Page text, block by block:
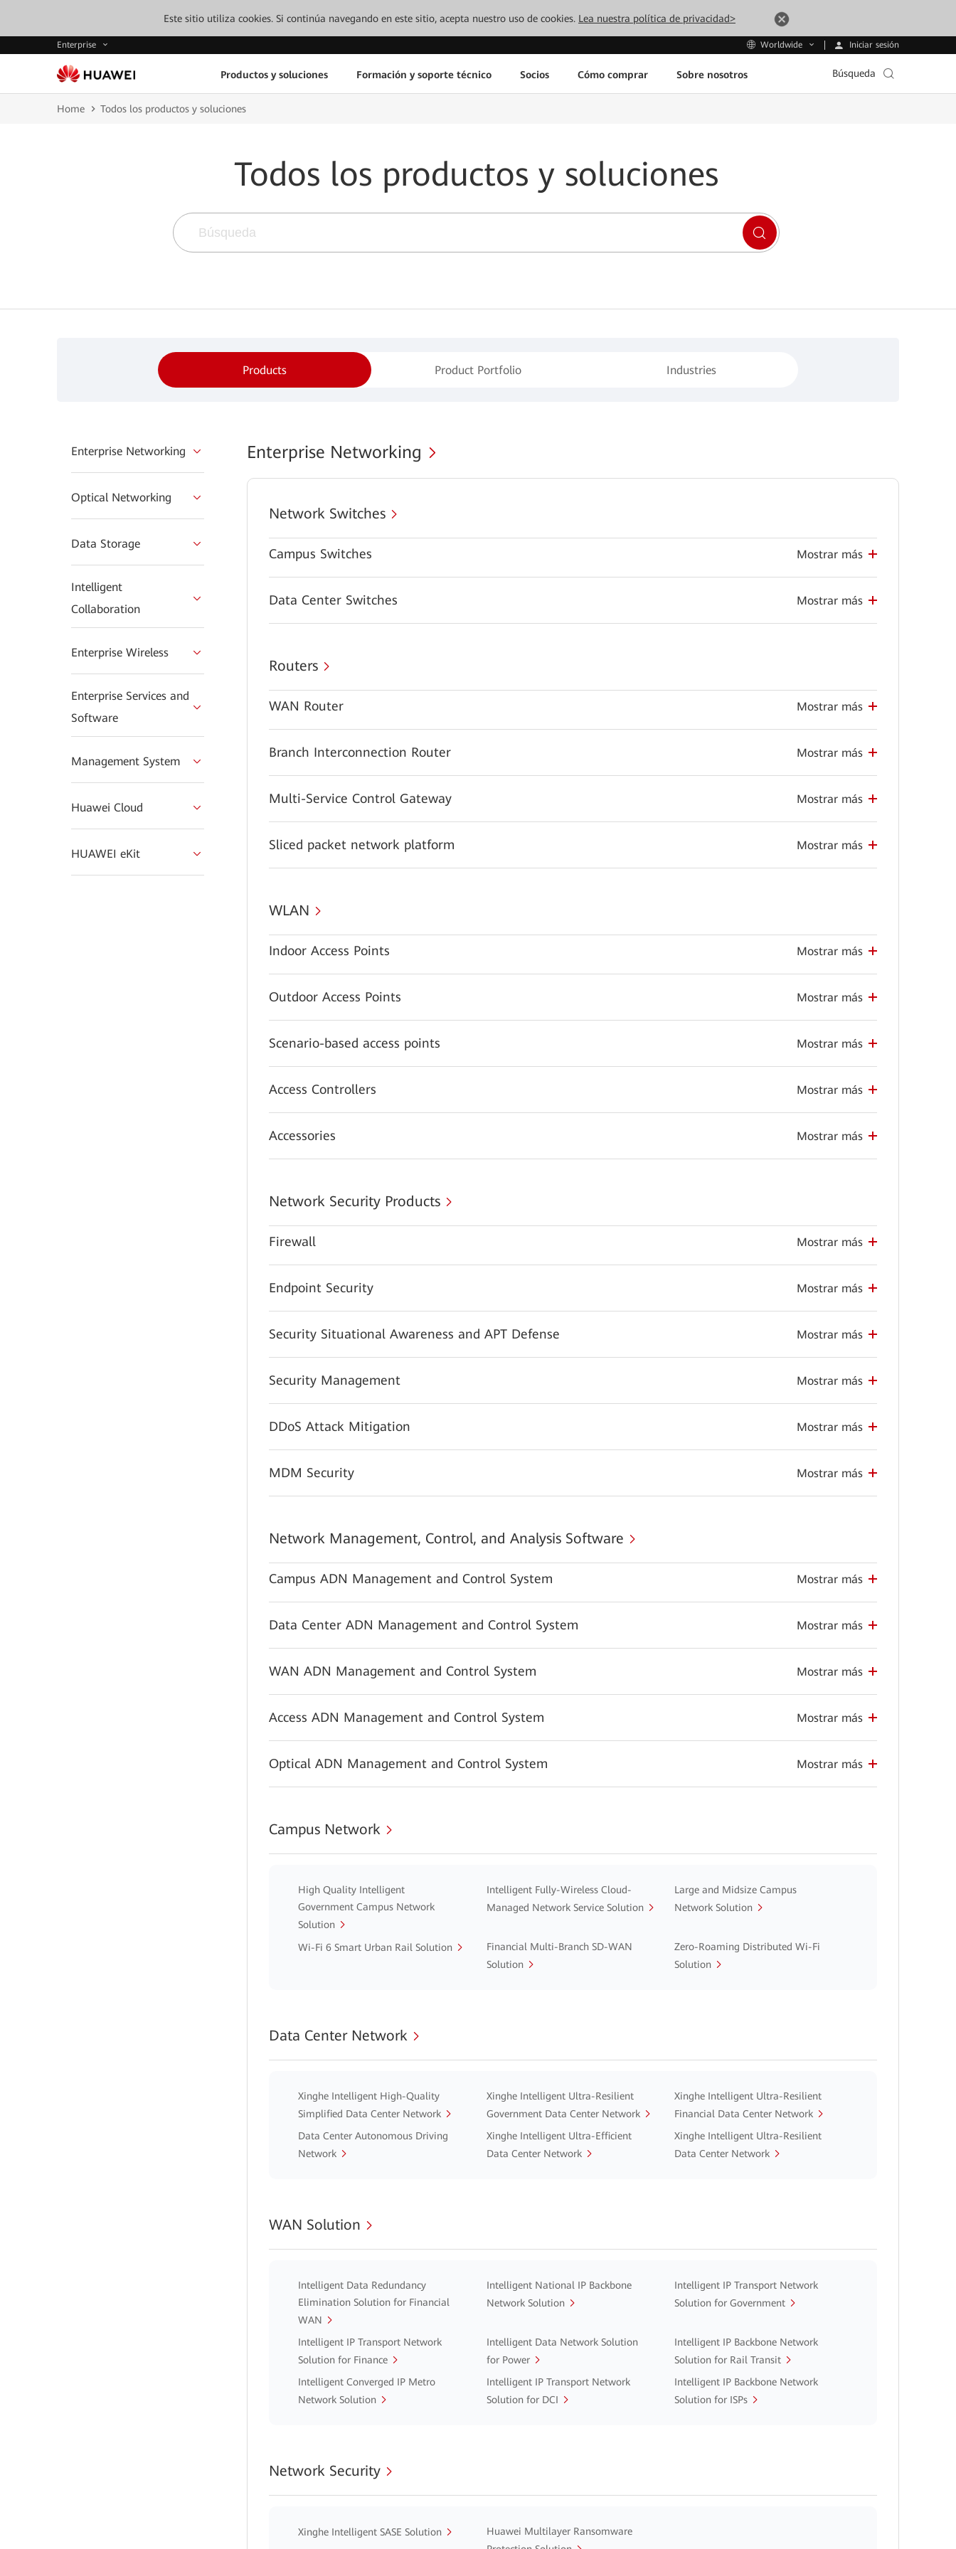
Este sitio utiliza cookies. Si continúa navegando en este sitio, acepta nuestro uso de cookies. Lea nuestra política de privacidad>
Enterprise Worldwide Iniciar sesión
Productos y soluciones Formación y soporte técnico Socios Cómo comprar Sobre nosotros Búsqueda
Home Todos los productos y soluciones
Todos los productos y soluciones
Products Product Portfolio Industries
Enterprise Networking
Optical Networking
Data Storage
Intelligent
Collaboration
Enterprise Wireless
Enterprise Services and
Software
Management System
Huawei Cloud
HUAWEI eKit
Enterprise Networking
Network Switches
Campus Switches Mostrar más
Data Center Switches Mostrar más
Routers
WAN Router Mostrar más
Branch Interconnection Router Mostrar más
Multi-Service Control Gateway Mostrar más
Sliced packet network platform Mostrar más
WLAN
Indoor Access Points Mostrar más
Outdoor Access Points Mostrar más
Scenario-based access points Mostrar más
Access Controllers Mostrar más
Accessories Mostrar más
Network Security Products
Firewall Mostrar más
Endpoint Security Mostrar más
Security Situational Awareness and APT Defense Mostrar más
Security Management Mostrar más
DDoS Attack Mitigation Mostrar más
MDM Security Mostrar más
Network Management, Control, and Analysis Software
Campus ADN Management and Control System Mostrar más
Data Center ADN Management and Control System Mostrar más
WAN ADN Management and Control System Mostrar más
Access ADN Management and Control System Mostrar más
Optical ADN Management and Control System Mostrar más
Campus Network
High Quality Intelligent
Government Campus Network
Solution
Intelligent Fully-Wireless Cloud-
Managed Network Service Solution
Large and Midsize Campus
Network Solution
Wi-Fi 6 Smart Urban Rail Solution
Financial Multi-Branch SD-WAN
Solution
Zero-Roaming Distributed Wi-Fi
Solution
Data Center Network
Xinghe Intelligent High-Quality
Simplified Data Center Network
Xinghe Intelligent Ultra-Resilient
Government Data Center Network
Xinghe Intelligent Ultra-Resilient
Financial Data Center Network
Data Center Autonomous Driving
Network
Xinghe Intelligent Ultra-Efficient
Data Center Network
Xinghe Intelligent Ultra-Resilient
Data Center Network
WAN Solution
Intelligent Data Redundancy
Elimination Solution for Financial
WAN
Intelligent National IP Backbone
Network Solution
Intelligent IP Transport Network
Solution for Government
Intelligent IP Transport Network
Solution for Finance
Intelligent Data Network Solution
for Power
Intelligent IP Backbone Network
Solution for Rail Transit
Intelligent Converged IP Metro
Network Solution
Intelligent IP Transport Network
Solution for DCI
Intelligent IP Backbone Network
Solution for ISPs
Network Security
Xinghe Intelligent SASE Solution
Huawei Multilayer Ransomware